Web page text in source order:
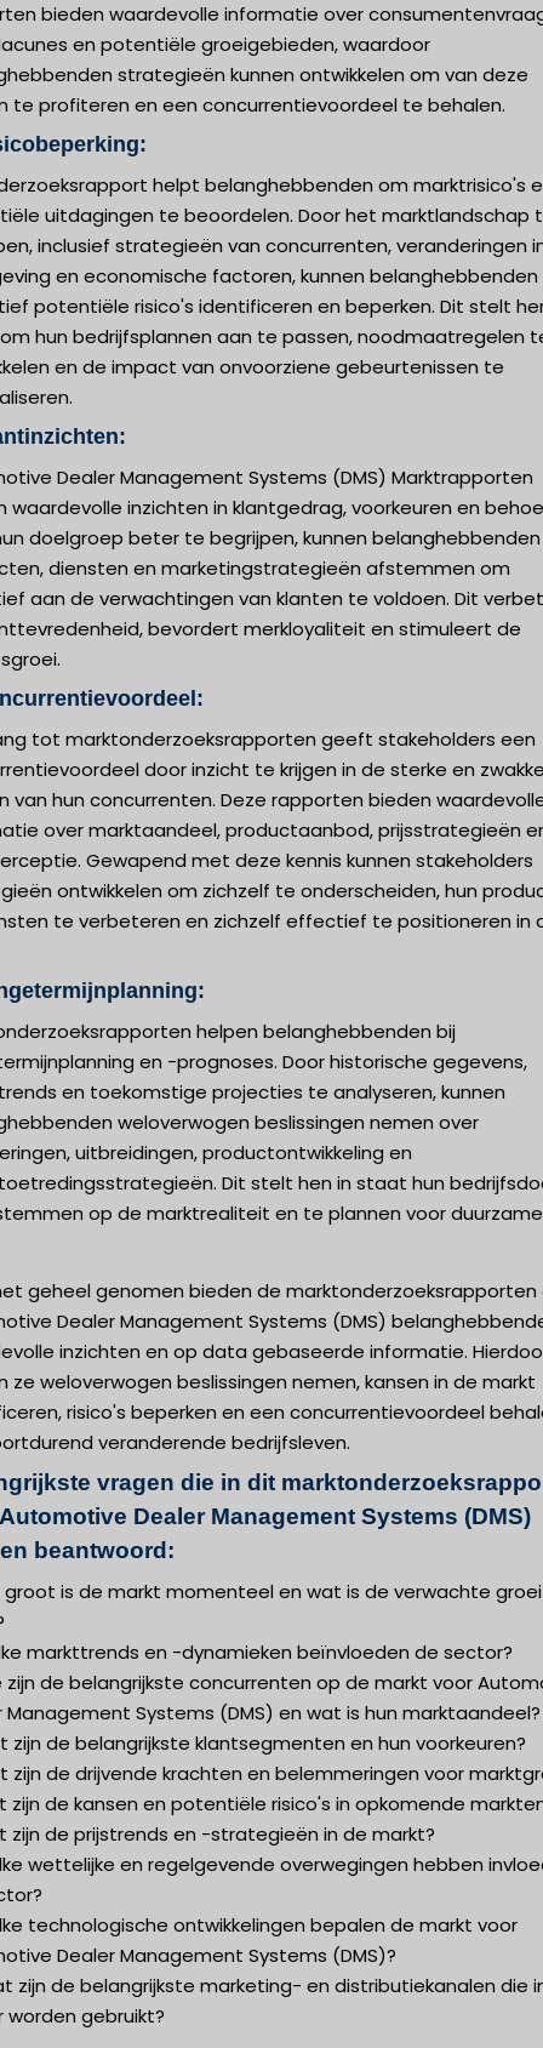
bieden waardevolle informatie over
en potentiële groeigebieden, waardoor
strategieën kunnen ontwikkelen om van deze
te profiteren en een concurrentievoordeel te behalen.
helpt belanghebbenden om marktrisico's
uitdagingen te beoordelen. Door het marktlandschap
inclusief strategieën van concurrenten, veranderingen
en economische factoren, kunnen belanghebbenden
potentiële risico's identificeren en beperken. Dit stelt
hun bedrijfsplannen aan te passen, noodmaatregelen
en de impact van onvoorziene gebeurtenissen te
Dealer Management Systems (DMS) Marktrapporten
waardevolle inzichten in klantgedrag, voorkeuren en
doelgroep beter te begrijpen, kunnen
diensten en marketingstrategieën afstemmen om
aan de verwachtingen van klanten te voldoen. Dit
bevordert merkloyaliteit en stimuleert de
tot marktonderzoeksrapporten geeft stakeholders een
door inzicht te krijgen in de sterke en
van hun concurrenten. Deze rapporten bieden
over marktaandeel, productaanbod, prijsstrategieën
Gewapend met deze kennis kunnen stakeholders
ontwikkelen om zichzelf te onderscheiden, hun
te verbeteren en zichzelf effectief te positioneren in
helpen belanghebbenden bij
en -prognoses. Door historische gegevens,
en toekomstige projecties te analyseren, kunnen
weloverwogen beslissingen nemen over
uitbreidingen, productontwikkeling en
Dit stelt hen in staat hun
op de marktrealiteit en te plannen voor duurzame
geheel genomen bieden de marktonderzoeksrapporten
Dealer Management Systems (DMS)
inzichten en op data gebaseerde informatie.
ze weloverwogen beslissingen nemen, kansen in de markt
risico's beperken en een concurrentievoordeel
veranderende bedrijfsleven.
vragen die in dit
Dealer Management Systems (DMS)
beantwoord:
groot is de markt momenteel en wat is de verwachte groei
markttrends en -dynamieken beïnvloeden de sector?
zijn de belangrijkste concurrenten op de markt voor
Management Systems (DMS) en wat is hun marktaandeel?
zijn de belangrijkste klantsegmenten en hun voorkeuren?
zijn de drijvende krachten en belemmeringen voor
zijn de kansen en potentiële risico's in opkomende
zijn de prijstrends en -strategieën in de markt?
wettelijke en regelgevende overwegingen hebben
technologische ontwikkelingen bepalen de markt voor
Dealer Management Systems (DMS)?
zijn de belangrijkste marketing- en distributiekanalen die
worden gebruikt?